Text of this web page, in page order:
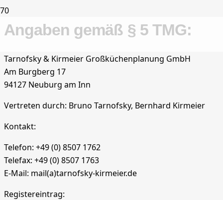
Angaben gemäß § 5 TMG:
Tarnofsky & Kirmeier Großküchenplanung GmbH
Am Burgberg 17
94127 Neuburg am Inn
Vertreten durch: Bruno Tarnofsky, Bernhard Kirmeier
Kontakt:
Telefon: +49 (0) 8507 1762
Telefax: +49 (0) 8507 1763
E-Mail: mail(a)tarnofsky-kirmeier.de
Registereintrag: